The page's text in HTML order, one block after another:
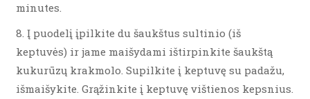
minutes.
8. Į puodelį įpilkite du šaukštus sultinio (iš
keptuvės) ir jame maišydami ištirpinkite šaukštą
kukurūzų krakmolo. Supilkite į keptuvę su padažu,
išmaišykite. Grąžinkite į keptuvę vištienos kepsnius.